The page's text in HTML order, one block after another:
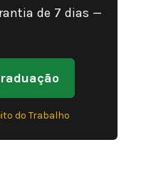
de 7 dias —
do Trabalho